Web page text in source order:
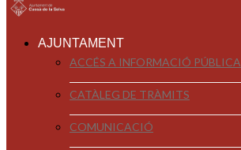
AJUNTAMENT
ACCÉS A INFORMACIÓ PÚBLICA
CATÀLEG DE TRÀMITS
COMUNICACIÓ